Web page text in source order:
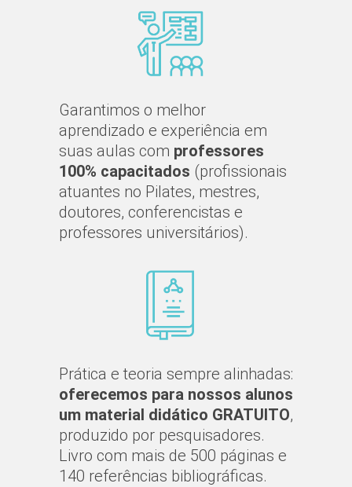
Garantimos o melhor
aprendizado e experiência em
suas aulas com professores
100% capacitados (profissionais
atuantes no Pilates, mestres,
doutores, conferencistas e
professores universitários).
Prática e teoria sempre alinhadas:
oferecemos para nossos alunos
um material didático GRATUITO,
produzido por pesquisadores.
Livro com mais de 500 páginas e
140 referências bibliográficas.